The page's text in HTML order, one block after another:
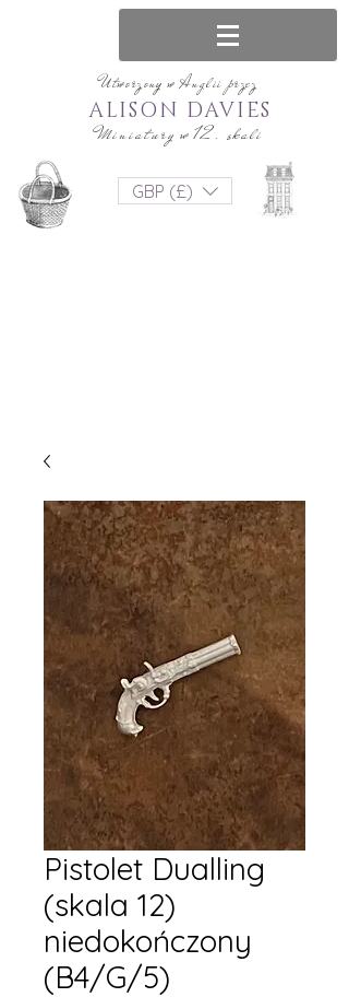
Utworzony w Anglii przez
Miniatury w 12. skali
ALISON DAVIES
GBP (£)
Pistolet Dualling
(skala 12)
niedokończony
(B4/G/5)